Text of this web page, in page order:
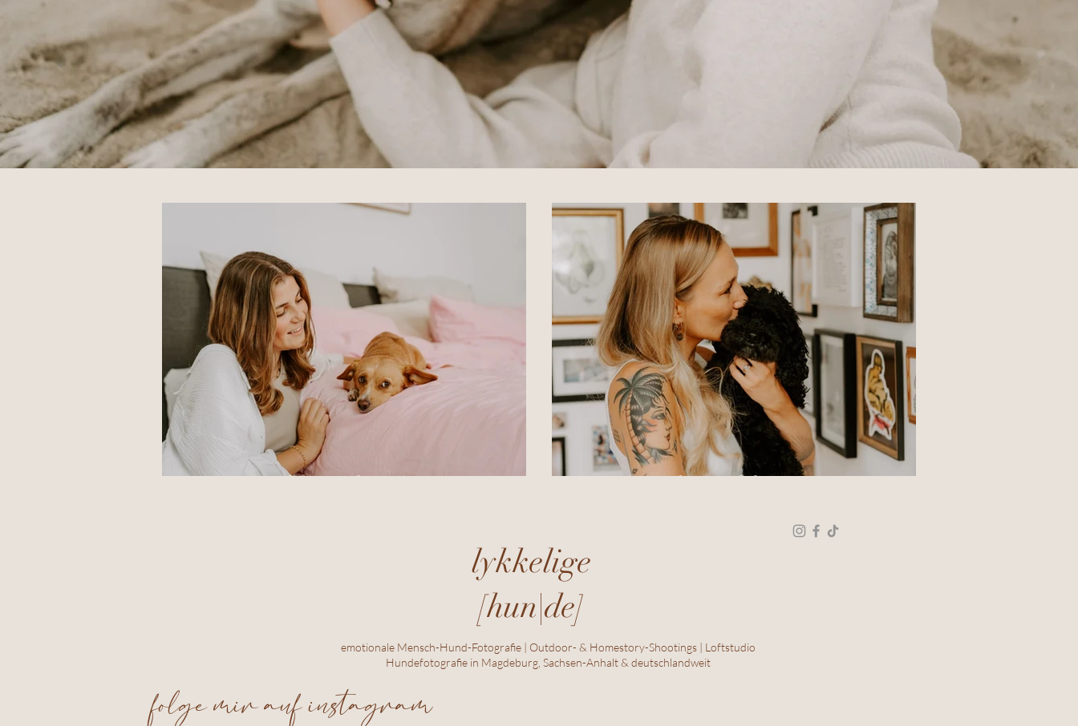
Homestory bei Waska Homestory bei Pudel Rosi
lykkelige
[hun|de]
emotionale Mensch-Hund-Fotografie | Outdoor- & Homestory-Shootings | Loftstudio
Hundefotografie in Magdeburg, Sachsen-Anhalt & deutschlandweit
folge mir auf instagram